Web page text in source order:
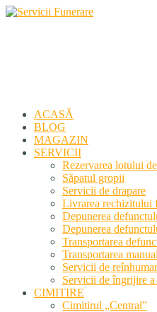
ACASĂ
BLOG
MAGAZIN
SERVICII
Rezervarea lotului
Săpatul gropii
Servicii de drapare
Livrarea rechizitului
Depunerea
Depunerea
Transportarea
Transportarea
Servicii de
Servicii de îngrijire
CIMITIRE
Cimitirul „Central”